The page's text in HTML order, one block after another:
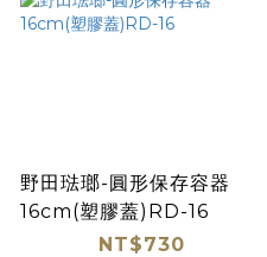
野田琺瑯-圓形保存容器
16cm(塑膠蓋)RD-16
NT$730